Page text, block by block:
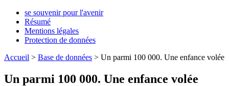
se souvenir pour l'avenir
Résumé
Mentions légales
Protection de données
Accueil > Base de données > Un parmi 100 000. Une enfance volée
Un parmi 100 000. Une enfance volée